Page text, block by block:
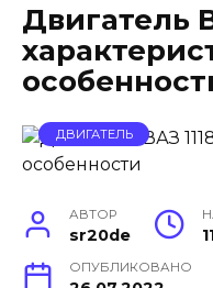
Двигатель
ДВИГАТЕЛЬ
АВТОР
sr20de
ОПУБЛИКОВАНО